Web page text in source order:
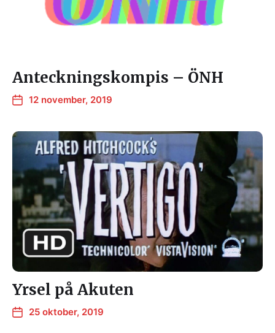
Anteckningskompis – ÖNH
12 november, 2019
Yrsel på Akuten
25 oktober, 2019